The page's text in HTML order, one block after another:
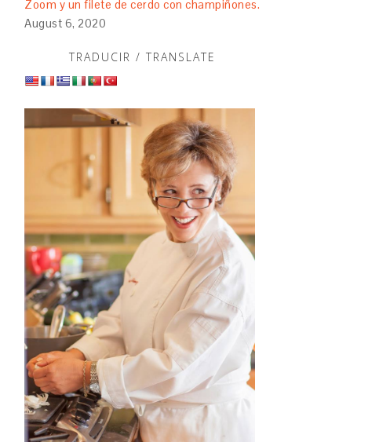
Zoom y un filete de cerdo con champiñones.
August 6, 2020
TRADUCIR / TRANSLATE